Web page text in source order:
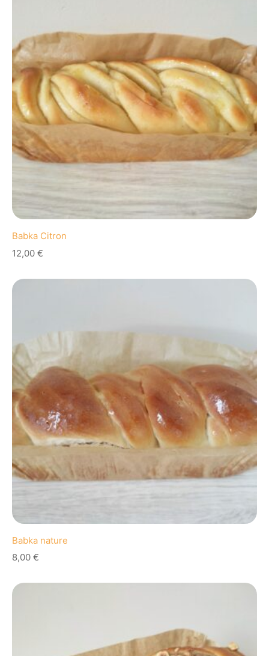
Babka Citron
12,00 €
Babka nature
8,00 €